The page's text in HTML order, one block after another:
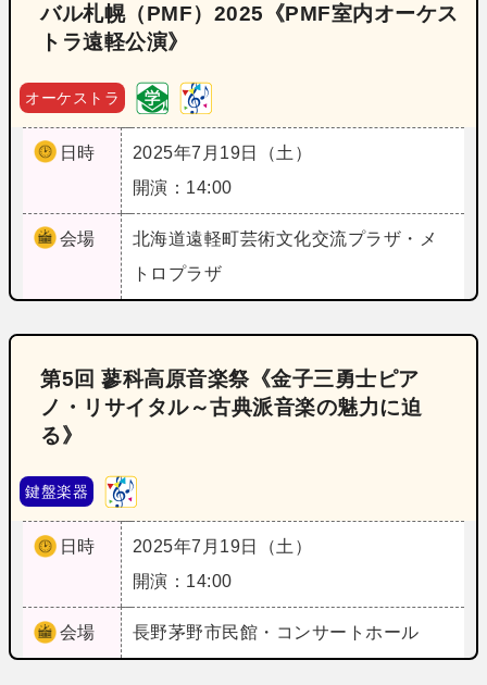
バル札幌（PMF）2025《PMF室内オーケス
トラ遠軽公演》
オーケストラ
日時
2025年7月19日（土）
開演：14:00
会場 北海道遠軽町芸術文化交流プラザ・メ
トロプラザ
第5回 蓼科高原音楽祭《金子三勇士ピア
ノ・リサイタル～古典派音楽の魅力に迫
る》
鍵盤楽器
日時
2025年7月19日（土）
開演：14:00
会場 長野茅野市民館・コンサートホール